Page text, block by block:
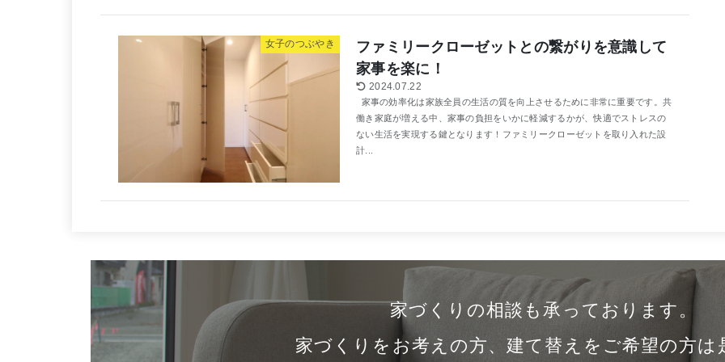
⼥⼦のつぶやき
ファミリークローゼットとの繋がりを意識して
家事を楽に！
2024.07.22
家事の効率化は家族全員の生活の質を向上させるために非常に重要です。共
働き家庭が増える中、家事の負担をいかに軽減するかが、快適でストレスの
ない生活を実現する鍵となります！ファミリークローゼットを取り入れた設
計...
家づくりの相談も承っております。
家づくりをお考えの方、建て替えをご希望の方は